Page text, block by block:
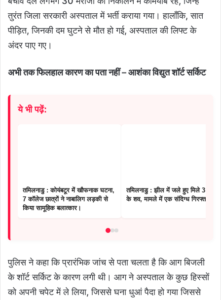
तुरंत जिला सरकारी अस्पताल में भर्ती कराया गया। हालाँकि, सात
पीड़ित, जिनकी दम घुटने से मौत हो गई, अस्पताल की लिफ्ट के
अंदर पाए गए।
अभी तक फिलहाल कारण का पता नहीं – आशंका विद्युत शॉर्ट सर्किट
ये भी पढ़ें:
तमिलनाडु : कोयंबटूर में खौफनाक घटना,
7 कॉलेज छात्रों ने नाबालिग लड़की से
किया सामूहिक बलात्कार।
तमिलनाडु : झील में जले हुए मिले 3 युवकों
के शव, मामले में एक संदिग्ध गिरफ्तार
पुलिस ने कहा कि प्रारंभिक जांच से पता चलता है कि आग बिजली
के शॉर्ट सर्किट के कारण लगी थी। आग ने अस्पताल के कुछ हिस्सों
को अपनी चपेट में ले लिया, जिससे घना धुआं पैदा हो गया जिससे